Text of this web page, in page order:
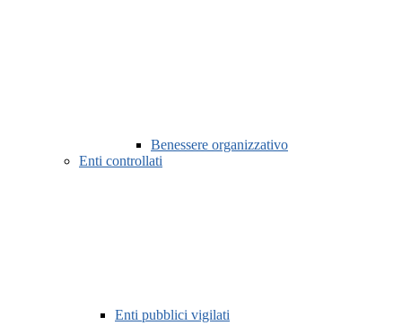
Benessere organizzativo
Enti controllati
Enti pubblici vigilati